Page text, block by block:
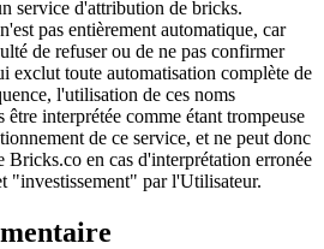
service d'attribution de bricks.
pas entièrement automatique, car
de refuser ou de ne pas confirmer
exclut toute automatisation complète de
l'utilisation de ces noms
interprétée comme étant trompeuse
de ce service, et ne peut donc
Bricks.co en cas d'interprétation erronée
"investissement" par l'Utilisateur.